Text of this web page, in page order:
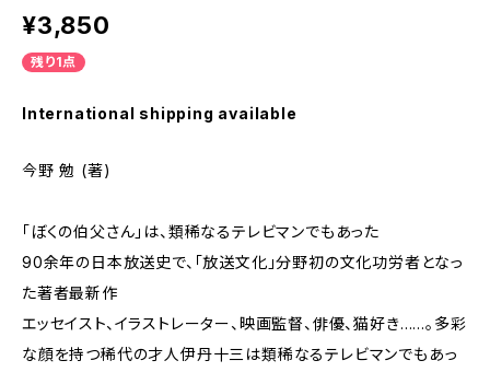
¥3,850
残り1点
International shipping available
今野 勉 (著)
「ぼくの伯父さん」は、類稀なるテレビマンでもあった――
90余年の日本放送史で、「放送文化」分野初の文化功労者となっ
た著者最新作
エッセイスト、イラストレーター、映画監督、俳優、猫好き……。多彩
な顔を持つ稀代の才人伊丹十三は類稀なるテレビマンでもあっ